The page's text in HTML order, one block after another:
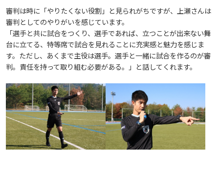
アドミッション・ポリシー（2027年度以降入学
生）
アドミッション・ポリシー（2024～2026年度入学
生）
カリキュラム・ポリシー
カリキュラム・ポリシー（2024年度以降入学生）
カリキュラム・ポリシー（2023年度入学生）
カリキュラム・ポリシー（2020～2022年度入学
生）
カリキュラム・ポリシー（2016～2019年度保健医
療・総合リハ・医療福祉・医療経営・看護）
ディプロマ・ポリシー
ディプロマ・ポリシー（2024年度入学生）
ディプロマ・ポリシー（2020～2023年度入学生）
ディプロマ・ポリシー（2016～2019年度入学生）
沿革
学園からのメッセージ
学長メッセージ
学生生活支援について
就職支援について
動物実験に関する情報について
財務・事業計画等について
教職課程について
施設を動画で紹介
キャンパスの歴史を振り返る
心理臨床センター
学生寮・学生研修棟
宿泊施設
メディア掲載情報
SNS公式アカウント
SDGsについて
交通アクセス
学園・姉妹校のご案内
お問い合わせ
看護学部
薬学部
医療経営学専攻
心理学専攻
看護学専攻
薬学研究科
助産学専攻科
エクステンション講座
開講講座
受講申込方法
資格取得奨励金制度
就職データ
研究者要覧
研究者情報（学会賞・研究者インタビュー）
安全保障貿易管理
研究倫理
公開講座
公開講座
公開講座 過去の開講コース
高大連携
子ども向け体験講座
子ども向け体験講座 過去の開講コース
ボランティア活動
科目等履修生制度
国際交流
国際化ビジョン
海外研修
学生短期海外研修
外国人留学生
国際交流イベント
アジア介護・福祉教育研修センター
アクセス
Language
JP（日本語） EN（英語） CH（中国語）
審判は時に「やりたくない役割」と見られがちですが、上瀬さんは
審判としてのやりがいを感じています。
「選手と共に試合をつくり、選手であれば、立つことが出来ない舞
台に立てる、特等席で試合を見れることに充実感と魅力を感じま
す。ただし、あくまで主役は選手。選手と一緒に試合を作るのが審
判。責任を持って取り組む必要がある。」と話してくれます。
2019
2018
2017
2016
2015
2023
2022
2021